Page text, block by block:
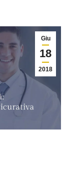
Giu
18
2018